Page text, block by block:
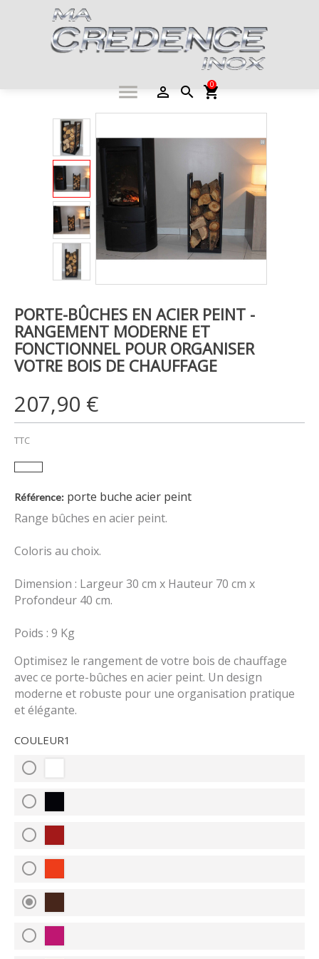
shopping_cart
0
search
person_outline
menu
PORTE-BÛCHES EN ACIER PEINT -
RANGEMENT MODERNE ET
FONCTIONNEL POUR ORGANISER
VOTRE BOIS DE CHAUFFAGE
207,90 €
TTC
Référence: porte buche acier peint
Range bûches en acier peint.
Coloris au choix.
Dimension : Largeur 30 cm x Hauteur 70 cm x
Profondeur 40 cm.
Poids : 9 Kg
Optimisez le rangement de votre bois de chauffage
avec ce porte-bûches en acier peint. Un design
moderne et robuste pour une organisation pratique
et élégante.
COULEUR1
radio_button_unchecked
RAL
9003
radio_button_unchecked
RAL
9005
radio_button_unchecked
RAL
3002
radio_button_unchecked
RAL
2004
radio_button_checked
RAL
8011
radio_button_unchecked
RAL